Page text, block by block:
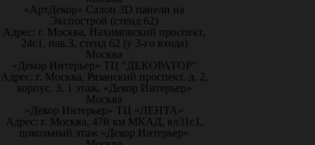
«АртДекор» Салон 3D панели на
Экспострой (стенд 62)
Адрес: г. Москва, Нахимовский проспект,
24с1, пав.3, стенд 62 (у 3-го входа)
Москва
«Декор Интерьер» ТЦ "ДЕКОРАТОР"
Адрес: г. Москва, Рязанский проспект, д. 2,
корпус. 3, 1 этаж, «Декор Интерьер»
Москва
«Декор Интерьер» ТЦ «ЛЕНТА»
Адрес: г. Москва, 47й км МКАД, вл31с1,
цокольный этаж «Декор Интерьер»